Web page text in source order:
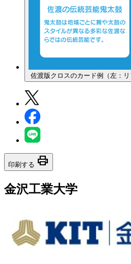
佐渡版クロスのカード例（左：
印刷する print
金沢工業大学